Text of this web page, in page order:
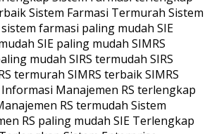
Sistem Farmasi Termurah Sistem
farmasi paling mudah SIE
SIE paling mudah SIMRS
mudah SIRS termudah SIRS
termurah SIMRS terbaik SIMRS
Manajemen RS terlengkap
RS termudah Sistem
RS paling mudah SIE Terlengkap